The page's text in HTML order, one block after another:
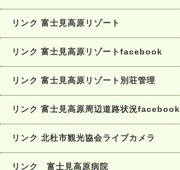
リンク 富士見高原リゾート
リンク 富士見高原リゾートfacebook
リンク 富士見高原リゾート別荘管理
リンク 富士見高原周辺道路状況facebook
リンク 北杜市観光協会ライブカメラ
リンク 富士見高原病院